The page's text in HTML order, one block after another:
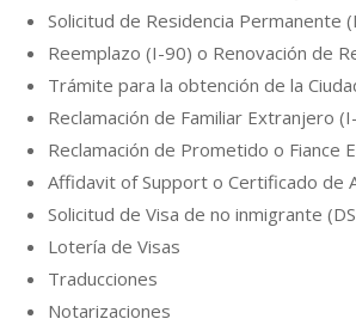
Solicitud de Residencia Permanente
Reemplazo (I-90) o Renovación de
Trámite para la obtención de la
Reclamación de Familiar Extranjero
Reclamación de Prometido o Fiance
Affidavit of Support o Certificado de
Solicitud de Visa de no inmigrante
Lotería de Visas
Traducciones
Notarizaciones